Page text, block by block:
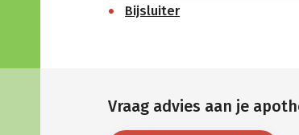
Vraag advies aan je
Bijsluiter